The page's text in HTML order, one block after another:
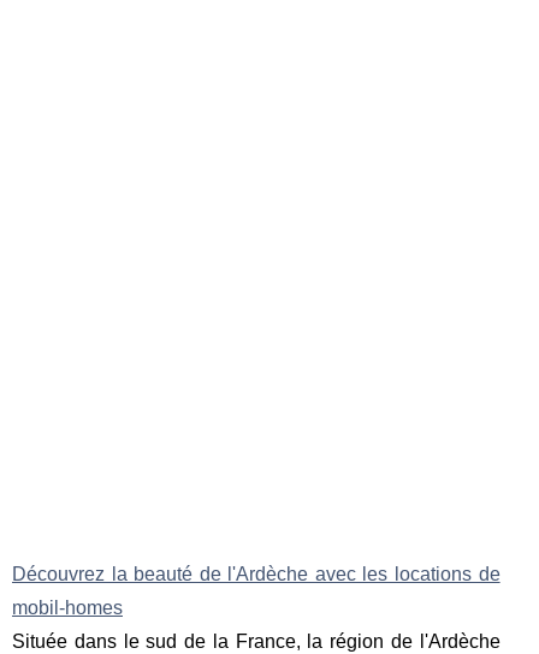
Découvrez la beauté de l'Ardèche avec les locations de
mobil-homes
Située dans le sud de la France, la région de l'Ardèche